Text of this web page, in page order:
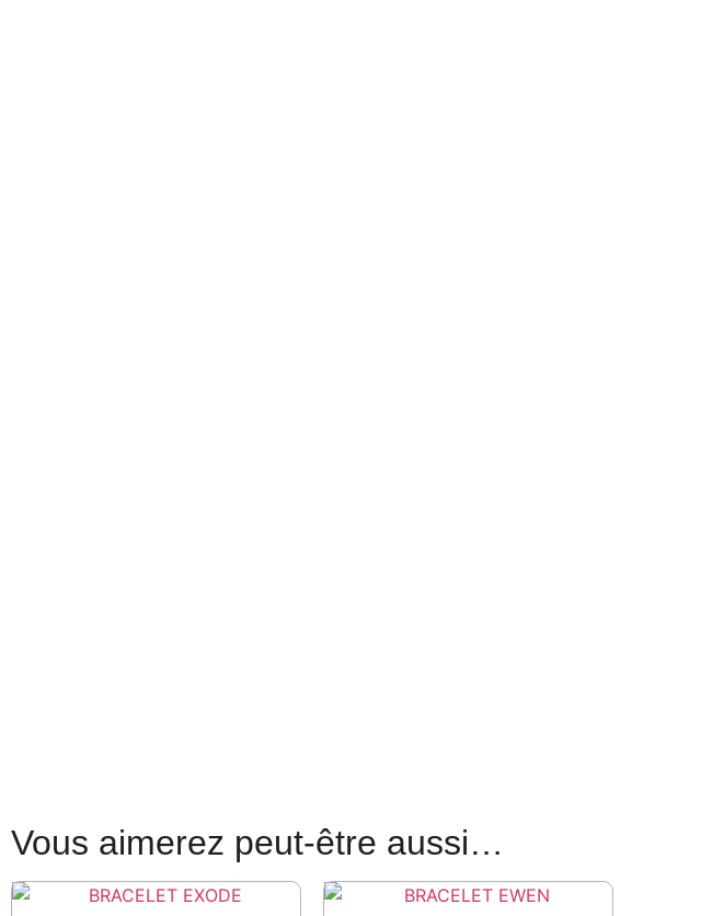
Vous aimerez peut-être aussi…